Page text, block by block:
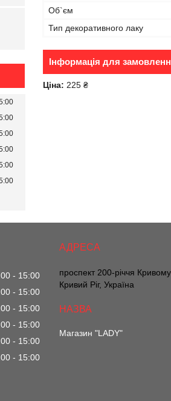
Об`єм
Тип декоративного лаку
Інформація для
Ціна: 225 ₴
15:00
15:00
15:00
15:00
15:00
15:00
проспект 200-річчя
Кривий Ріг, Україна
Магазин "LADY"